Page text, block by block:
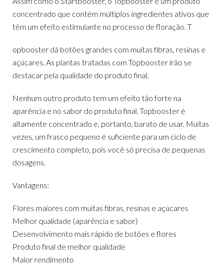
concentrado que contém múltiplos ingredientes ativos que
têm um efeito estimulante no processo de floração. T
opbooster dá botões grandes com muitas fibras, resinas e
açúcares. As plantas tratadas com Topbooster irão se
destacar pela qualidade do produto final.
Nenhum outro produto tem um efeito tão forte na
aparência e no sabor do produto final. Topbooster é
altamente concentrado e, portanto, barato de usar. Muitas
vezes, um frasco pequeno é suficiente para um ciclo de
crescimento completo, pois você só precisa de pequenas
dosagens.
Vantagens:
Flores maiores com muitas fibras, resinas e açúcares
Melhor qualidade (aparência e sabor)
Desenvolvimento mais rápido de botões e flores
Produto final de melhor qualidade
Maior rendimento